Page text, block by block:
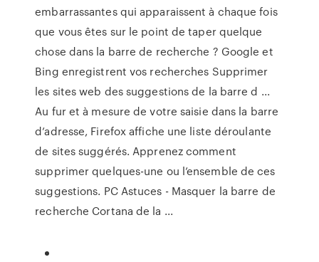
embarrassantes qui apparaissent à chaque fois
que vous êtes sur le point de taper quelque
chose dans la barre de recherche ? Google et
Bing enregistrent vos recherches Supprimer
les sites web des suggestions de la barre d ...
Au fur et à mesure de votre saisie dans la barre
d’adresse, Firefox affiche une liste déroulante
de sites suggérés. Apprenez comment
supprimer quelques-une ou l’ensemble de ces
suggestions. PC Astuces - Masquer la barre de
recherche Cortana de la ...